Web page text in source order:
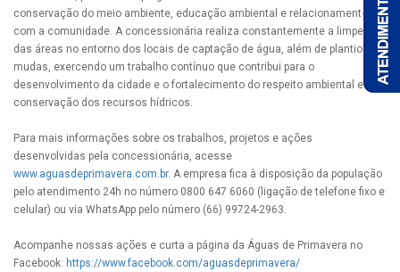
conservação do meio ambiente, educação ambiental e relacionamento
com a comunidade. A concessionária realiza constantemente a limpeza
das áreas no entorno dos locais de captação de água, além de plantio de
mudas, exercendo um trabalho contínuo que contribui para o
desenvolvimento da cidade e o fortalecimento do respeito ambiental e
conservação dos recursos hídricos.
Para mais informações sobre os trabalhos, projetos e ações
desenvolvidas pela concessionária, acesse
www.aguasdeprimavera.com.br. A empresa fica à disposição da população
pelo atendimento 24h no número 0800 647 6060 (ligação de telefone fixo e
celular) ou via WhatsApp pelo número (66) 99724-2963.
Acompanhe nossas ações e curta a página da Águas de Primavera no
Facebook: https://www.facebook.com/aguasdeprimavera/